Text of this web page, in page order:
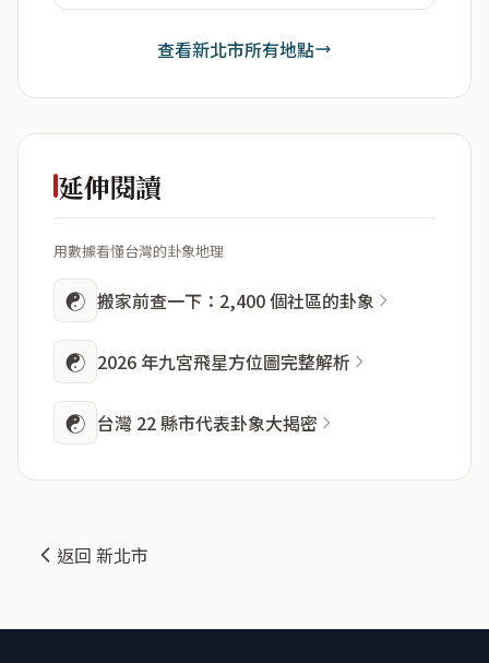
查看新北市所有地點
延伸閱讀
用數據看懂台灣的卦象地理
☯ 搬家前查一下：2,400 個社區的卦象
☯ 2026 年九宮飛星方位圖完整解析
☯ 台灣 22 縣市代表卦象大揭密
返回 新北市